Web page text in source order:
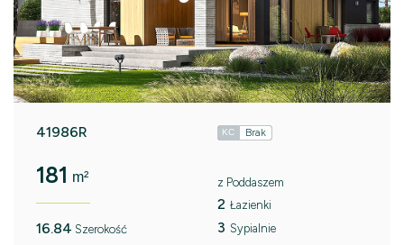
41986R KC Brak
181 m²
16.84 Szerokość
z Poddaszem
2 Łazienki
3 Sypialnie